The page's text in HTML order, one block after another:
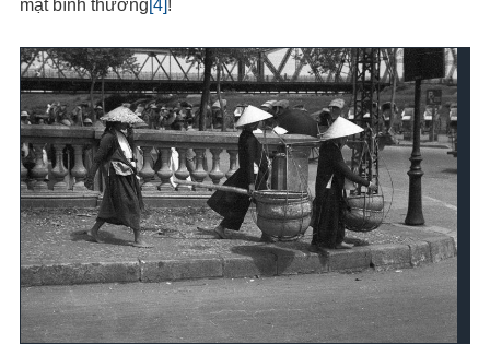
mặt bình thường [4] !